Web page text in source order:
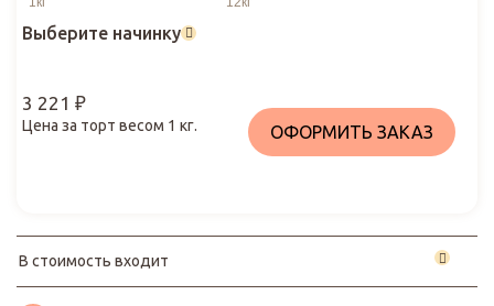
Выберите начинку
3 221 ₽
Цена за торт весом 1 кг. ОФОРМИТЬ ЗАКАЗ
В стоимость входит